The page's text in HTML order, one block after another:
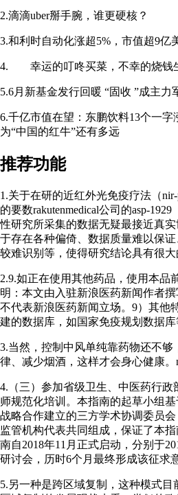
2.滴滴uber掰手腕，谁更硬核？
3.和利时自动化涨超5%，市值超9亿
4. 幸运的叮咚买菜，不幸的烧钱
5.6月新基金发行回暖 “固收 ”成主力
6.千亿市值在望：东鹏饮料13个一
为“中国的红牛”还有多远
推荐功能
1.关于在研的近红外光免疫疗法（
的要数rakutenmedical公司的asp-
性研究所采集的数据无疑最接近真
于存在各种偏倚、数据质量难以保
较难识别等，使得研究结论具有很大
2.9.如正在使用其他药品，使用本品
明：本文由入驻新浪医药新闻作者
不代表新浪医药新闻立场。9）其他
建的数据库，如国家免疫规划数据库
3.当然，控制中风单纯靠药物还不
律、减少烟酒，这样才会身心健康。
4.（三）参加省级卫生、中医药行
师规范化培训。本指南的起草小组
战略合作建立的三方学术协调委员
监管机构代表共同组成，保证了本
南自2018年11月正式启动，分别于
研讨会，历时6个月最终形成该征求
5.另一种是跨区域复制，这种模式